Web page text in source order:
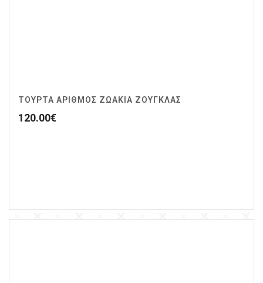
ΤΟΥΡΤΑ ΑΡΙΘΜΟΣ ΖΩΆΚΙΑ ΖΟΥΓΚΛΑΣ
120.00€